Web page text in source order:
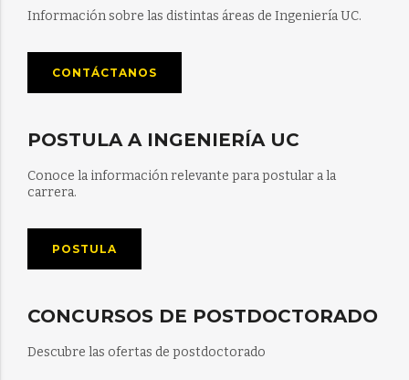
Información sobre las distintas áreas de Ingeniería UC.
CONTÁCTANOS
POSTULA A INGENIERÍA UC
Conoce la información relevante para postular a la
carrera.
POSTULA
CONCURSOS DE POSTDOCTORADO
Descubre las ofertas de postdoctorado